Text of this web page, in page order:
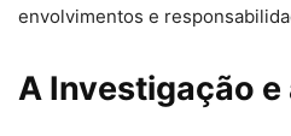
envolvimentos e
A Investigação